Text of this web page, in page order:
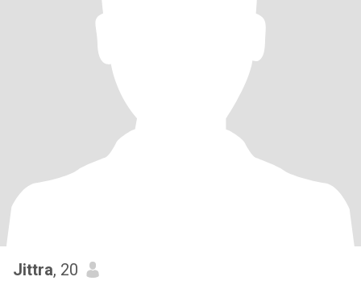
Jittra, 20